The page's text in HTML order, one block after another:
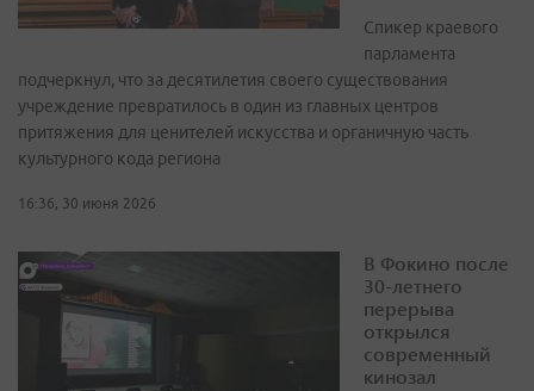
Спикер краевого
парламента
подчеркнул, что за десятилетия своего существования
учреждение превратилось в один из главных центров
притяжения для ценителей искусства и органичную часть
культурного кода региона
16:36, 30 июня 2026
В Фокино после
30-летнего
перерыва
открылся
современный
кинозал